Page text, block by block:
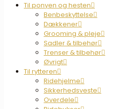
Til ponyen og hesten
Benbeskyttelse
Dækkener
Grooming & pleje
Sadler & tilbehør
Trenser & tilbehør
Øvrigt
Til rytteren
Ridehjelme
Sikkerhedsveste
Overdele